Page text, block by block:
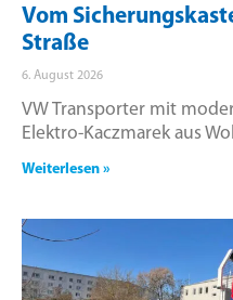
Vom
Straße
6. August 2026
VW Transporter mit
Elektro-Kaczmarek aus
Weiterlesen »